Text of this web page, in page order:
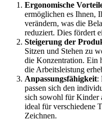
Ergonomische
ermöglichen es Ihnen,
verändern, was die
reduziert. Dies fördert
Steigerung der
Sitzen und Stehen zu
die Konzentration. Ein
die Arbeitsleistung
Anpassungsfähigkeit:
passen sich den
sich sowohl für Kinder
ideal für verschiedene
Zeichnen.